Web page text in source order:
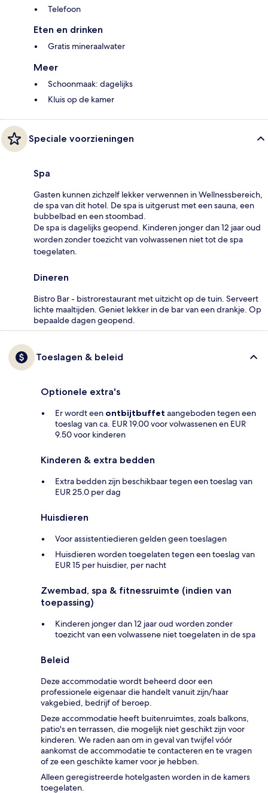
Telefoon
Eten en drinken
Gratis mineraalwater
Meer
Schoonmaak: dagelijks
Kluis op de kamer
Speciale voorzieningen
Spa
Gasten kunnen zichzelf lekker verwennen in Wellnessbereich,
de spa van dit hotel. De spa is uitgerust met een sauna, een
bubbelbad en een stoombad.
De spa is dagelijks geopend. Kinderen jonger dan 12 jaar oud
worden zonder toezicht van volwassenen niet tot de spa
toegelaten.
Dineren
Bistro Bar - bistrorestaurant met uitzicht op de tuin. Serveert
lichte maaltijden. Geniet lekker in de bar van een drankje. Op
bepaalde dagen geopend.
Toeslagen & beleid
Optionele extra's
Er wordt een ontbijtbuffet aangeboden tegen een
toeslag van ca. EUR 19.00 voor volwassenen en EUR
9.50 voor kinderen
Kinderen & extra bedden
Extra bedden zijn beschikbaar tegen een toeslag van
EUR 25.0 per dag
Huisdieren
Voor assistentiedieren gelden geen toeslagen
Huisdieren worden toegelaten tegen een toeslag van
EUR 15 per huisdier, per nacht
Zwembad, spa & fitnessruimte (indien van
toepassing)
Kinderen jonger dan 12 jaar oud worden zonder
toezicht van een volwassene niet toegelaten in de spa
Beleid
Deze accommodatie wordt beheerd door een
professionele eigenaar die handelt vanuit zijn/haar
vakgebied, bedrijf of beroep.
Deze accommodatie heeft buitenruimtes, zoals balkons,
patio's en terrassen, die mogelijk niet geschikt zijn voor
kinderen. We raden aan om in geval van twijfel vóór
aankomst de accommodatie te contacteren en te vragen
of ze een geschikte kamer voor je hebben.
Alleen geregistreerde hotelgasten worden in de kamers
toegelaten.